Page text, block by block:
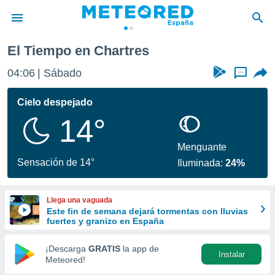
de
por
se
calidad.
a este
las
y
forma
digital
basada
El Tiempo en Chartres
04:06 Sábado ...
Cielo despejado
14°
Sensación de 14°
Menguante
Iluminada:24%
Llega una vaguada
Este fin de semana dejará tormentas con lluvias
fuertes y granizo en España
¡Descarga GRATIS la app de
Meteored!
Instalar